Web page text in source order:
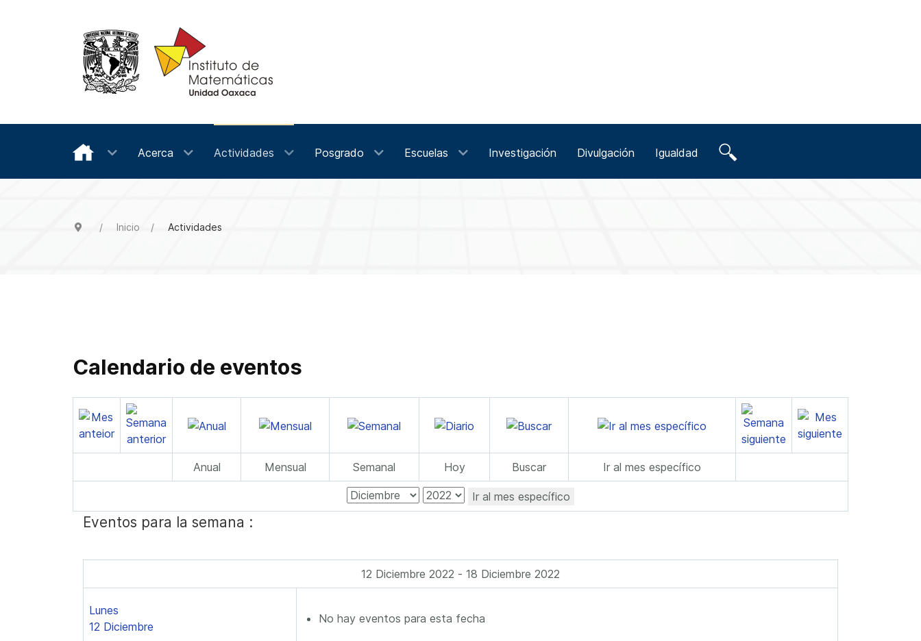
Acerca Actividades Posgrado Escuelas Investigación Divulgación Igualdad
Inicio Actividades
Calendario de eventos
Anual Mensual Semanal Hoy Buscar Ir al mes específico
Ir al mes específico
Eventos para la semana :
12 Diciembre 2022 - 18 Diciembre 2022
Lunes
12 Diciembre
No hay eventos para esta fecha